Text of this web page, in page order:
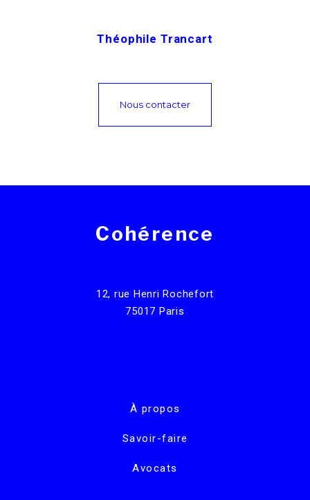
Théophile Trancart
Nous contacter
Cohérence
12, rue Henri Rochefort
75017 Paris
À propos
Savoir-faire
Avocats